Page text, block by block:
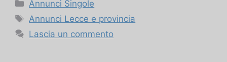
Annunci Singole
Tag
Annunci Lecce e provincia
Lascia un commento